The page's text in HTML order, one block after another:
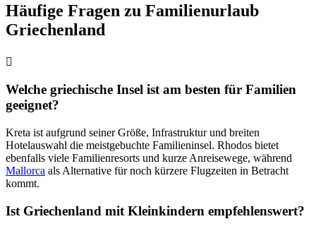
Häufige Fragen zu Familienurlaub
Griechenland
Welche griechische Insel ist am besten für Familien
geeignet?
Kreta ist aufgrund seiner Größe, Infrastruktur und breiten
Hotelauswahl die meistgebuchte Familieninsel. Rhodos bietet
ebenfalls viele Familienresorts und kurze Anreisewege, während
Mallorca als Alternative für noch kürzere Flugzeiten in Betracht
kommt.
Ist Griechenland mit Kleinkindern empfehlenswert?